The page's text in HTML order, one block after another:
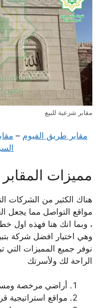
مقابر شرعية للبيع
مقابر طريق الفيوم –
مميزات
هناك الكثير من الشركات
مواقع التواصل مما يجعل
، وبما انك هنا فهذه اول
وهي اختيار افضل شركة
نوفر جميع المميزات
الراحة لك ولأسرتك
أراضي مرخصة
مواقع استراتيجية